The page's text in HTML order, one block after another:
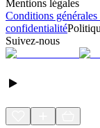
Mentions légales
Conditions
confidentialité
Suivez-nous